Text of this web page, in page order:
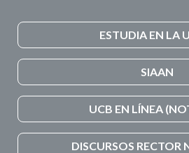
ESTUDIA EN LA
SIAAN
UCB EN LÍNEA
DISCURSOS RECTOR